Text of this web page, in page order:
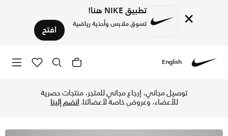
× تطبيق NIKE هنا!
تسوق ملابس وأحذية رياضية افتح
English
توصيل مجاني، إرجاع مجاني للمتجر، منتجات حصرية
للأعضاء، وعروض خاصة لأعضائنا.انضم إلينا